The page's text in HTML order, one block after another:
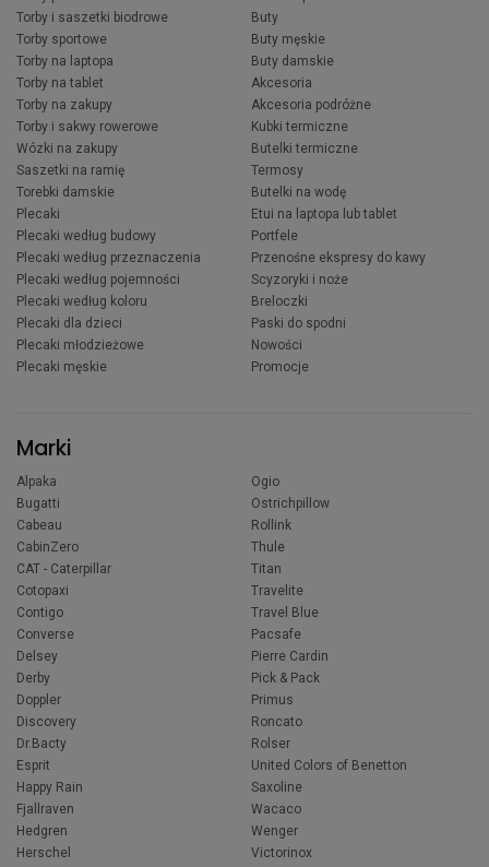
Torby i saszetki biodrowe
Torby sportowe
Torby na laptopa
Torby na tablet
Torby na zakupy
Torby i sakwy rowerowe
Wózki na zakupy
Saszetki na ramię
Torebki damskie
Plecaki
Plecaki według budowy
Plecaki według przeznaczenia
Plecaki według pojemności
Plecaki według koloru
Plecaki dla dzieci
Plecaki młodzieżowe
Plecaki męskie
Buty
Buty męskie
Buty damskie
Akcesoria
Akcesoria podróżne
Kubki termiczne
Butelki termiczne
Termosy
Butelki na wodę
Etui na laptopa lub tablet
Portfele
Przenośne ekspresy do kawy
Scyzoryki i noże
Breloczki
Paski do spodni
Nowości
Promocje
Marki
Alpaka
Bugatti
Cabeau
CabinZero
CAT - Caterpillar
Cotopaxi
Contigo
Converse
Delsey
Derby
Doppler
Discovery
Dr.Bacty
Esprit
Happy Rain
Fjallraven
Hedgren
Herschel
Ogio
Ostrichpillow
Rollink
Thule
Titan
Travelite
Travel Blue
Pacsafe
Pierre Cardin
Pick & Pack
Primus
Roncato
Rolser
United Colors of Benetton
Saxoline
Wacaco
Wenger
Victorinox